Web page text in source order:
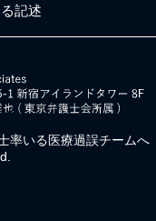
記述
率いる医療過誤チームへ